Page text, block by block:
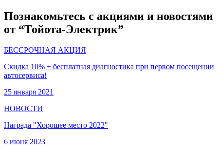
Познакомьтесь с акциями и новостями
от “Тойота-Электрик”
БЕССРОЧНАЯ АКЦИЯ
Скидка 10% + бесплатная диагностика при первом посещении
автосервиса!
25 января 2021
НОВОСТИ
Награда "Хорошее место 2022"
6 июня 2023